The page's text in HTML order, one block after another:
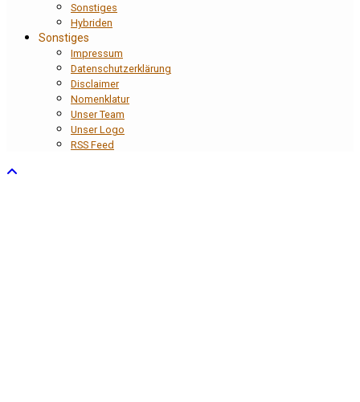
Sonstiges
Hybriden
Sonstiges
Impressum
Datenschutzerklärung
Disclaimer
Nomenklatur
Unser Team
Unser Logo
RSS Feed